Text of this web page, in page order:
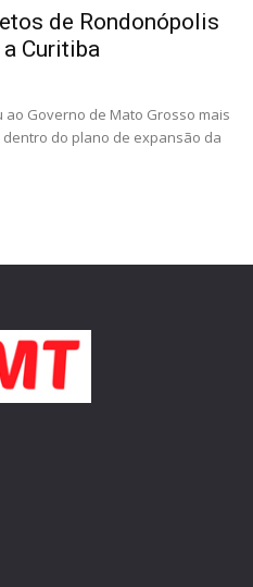
de Rondonópolis
a Curitiba
ao Governo de Mato Grosso mais
do plano de expansão da